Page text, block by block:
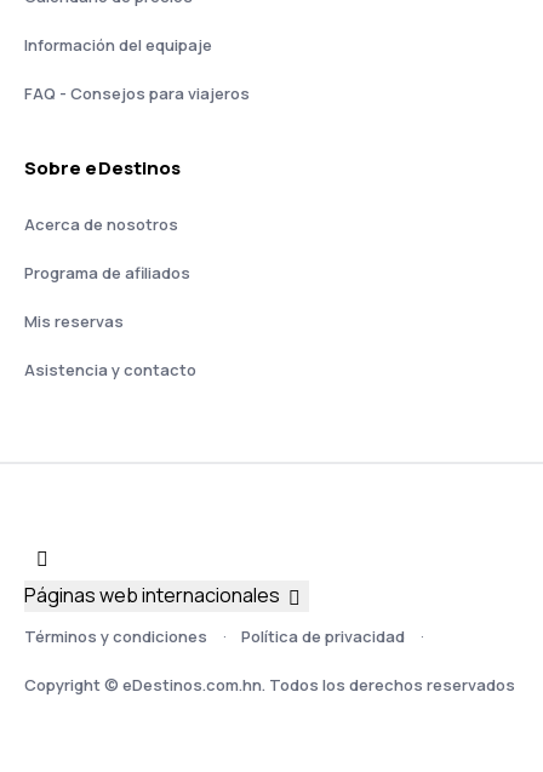
Información del equipaje
FAQ - Consejos para viajeros
Sobre eDestinos
Acerca de nosotros
Programa de afiliados
Mis reservas
Asistencia y contacto
Términos y condiciones Política de privacidad
Copyright © eDestinos.com.hn. Todos los derechos reservados
Páginas web internacionales